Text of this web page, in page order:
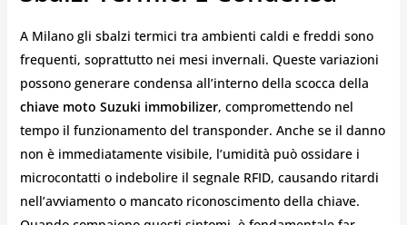
A Milano gli sbalzi termici tra ambienti caldi e freddi sono
frequenti, soprattutto nei mesi invernali. Queste variazioni
possono generare condensa all’interno della scocca della
chiave moto Suzuki immobilizer, compromettendo nel
tempo il funzionamento del transponder. Anche se il danno
non è immediatamente visibile, l’umidità può ossidare i
microcontatti o indebolire il segnale RFID, causando ritardi
nell’avviamento o mancato riconoscimento della chiave.